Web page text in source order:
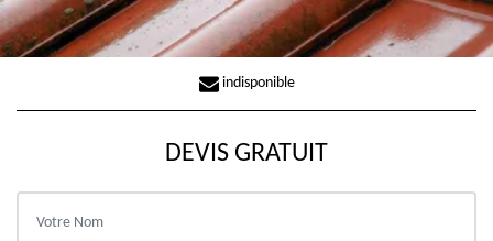
indisponible
DEVIS GRATUIT